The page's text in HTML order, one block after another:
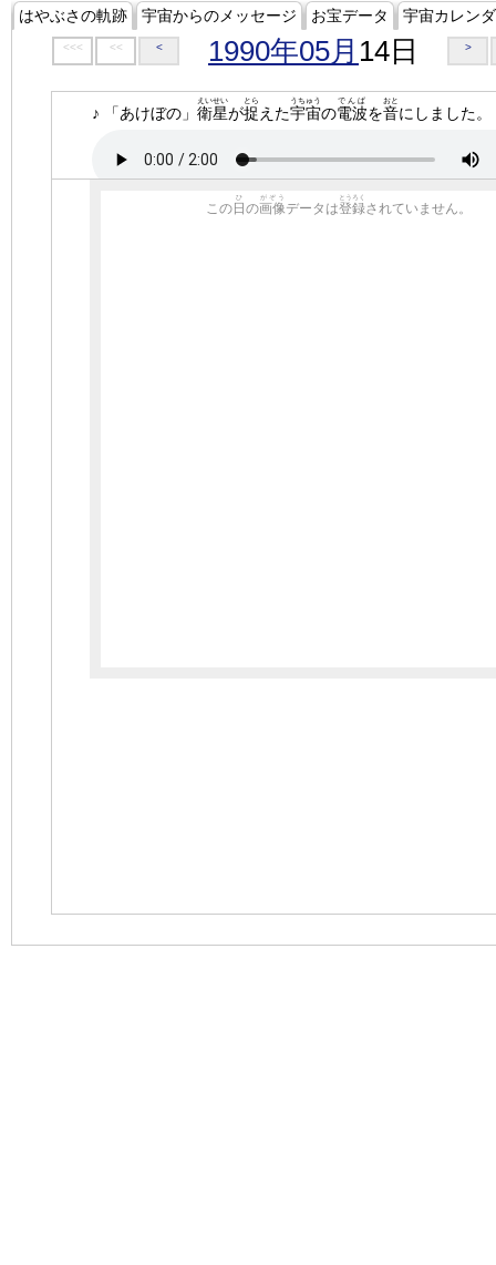
はやぶさの軌跡 宇宙からのメッセージ お宝データ 宇宙カレン
<<< << < 1990年05月 14日 >
♪ 「あけぼの」 衛星
えいせい
が捉
とら
えた宇宙
うちゅう
の電波
でんぱ
を音
おと
にしました。
この 日
ひ
の画像
がぞう
データは登録
とうろく
されていません。